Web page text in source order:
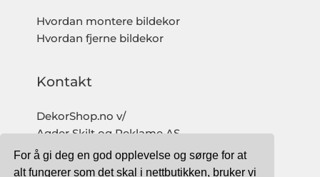
For å gi deg en god opplevelse og sørge for at
alt fungerer som det skal i nettbutikken, bruker vi
Hvordan montere bildekor
Hvordan fjerne bildekor
Kontakt
DekorShop.no v/
Agder Skilt og Reklame AS
Org. nr: 997 633 016 MVA
salg@dekorshop.no